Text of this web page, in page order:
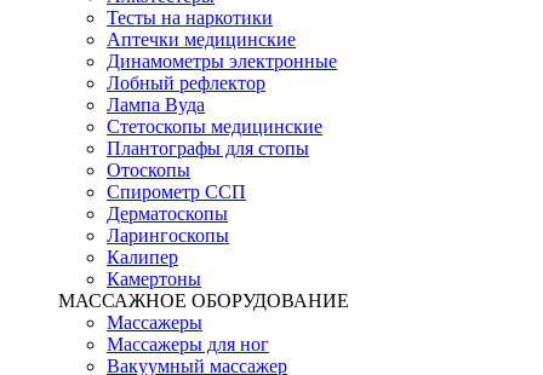
Тесты на наркотики
Аптечки медицинские
Динамометры электронные
Лобный рефлектор
Лампа Вуда
Стетоскопы медицинские
Плантографы для стопы
Отоскопы
Спирометр ССП
Дерматоскопы
Ларингоскопы
Калипер
Камертоны
МАССАЖНОЕ ОБОРУДОВАНИЕ
Массажеры
Массажеры для ног
Вакуумный массажер